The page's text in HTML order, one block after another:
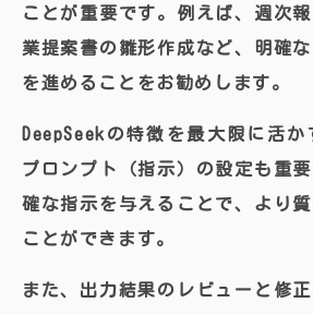
ことが重要です。例えば、週次
業提案書の雛形作成など、明確
を進めることをお勧めします。
DeepSeekの特徴を最大限に活
プロンプト（指示）の設定も重
確な指示を与えることで、より
ことができます。
また、出力結果のレビューと修